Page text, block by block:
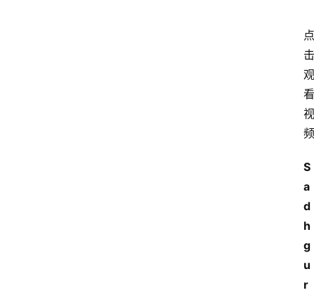
点
击
观
看
视
频
S
a
d
h
g
u
r